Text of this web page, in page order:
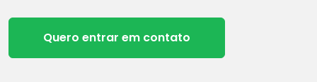
Quero entrar em contato